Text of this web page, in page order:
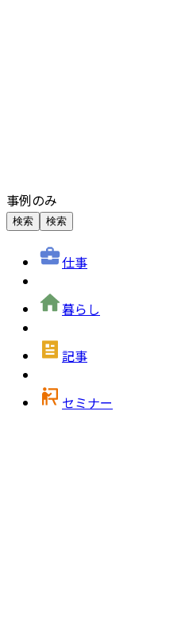
事例のみ
検索 検索
仕事
暮らし
記事
セミナー